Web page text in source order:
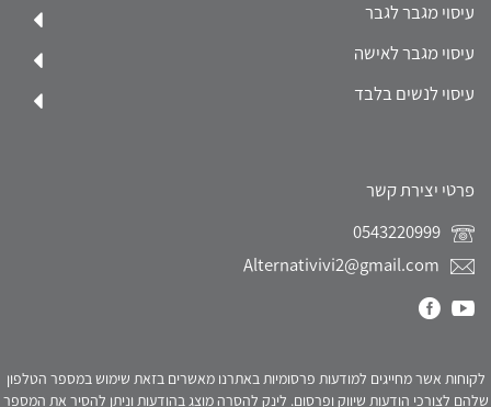
עיסוי מגבר לגבר
עיסוי מגבר לאישה
עיסוי לנשים בלבד
פרטי יצירת קשר
Alternativivi2@gmail.com
לקוחות אשר מחייגים למודעות פרסומיות באתרנו מאשרים בזאת שימוש במספר הטלפון
שלהם לצורכי הודעות שיווק ופרסום. לינק להסרה מוצג בהודעות וניתן להסיר את המספר